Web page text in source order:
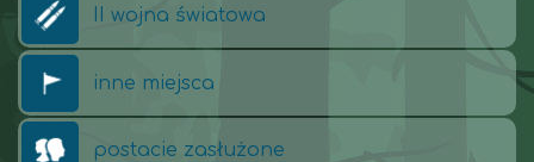
II wojna światowa
inne miejsca
postacie zasłużone